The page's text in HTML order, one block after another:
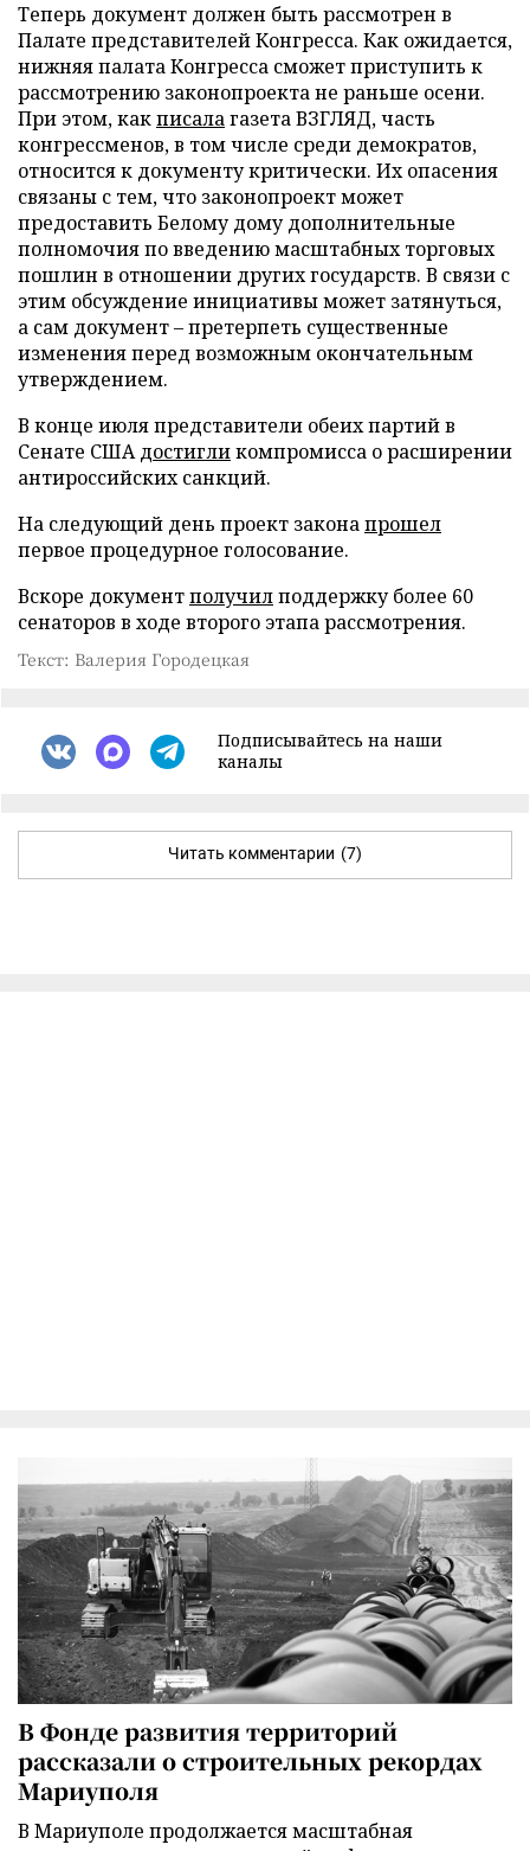
Теперь документ должен быть рассмотрен в
Палате представителей Конгресса. Как ожидается,
нижняя палата Конгресса сможет приступить к
рассмотрению законопроекта не раньше осени.
При этом, какписалагазета ВЗГЛЯД, часть
конгрессменов, в том числе среди демократов,
относится к документу критически. Их опасения
связаны с тем, что законопроект может
предоставить Белому дому дополнительные
полномочия по введению масштабных торговых
пошлин в отношении других государств. В связи с
этим обсуждение инициативы может затянуться,
а сам документ – претерпеть существенные
изменения перед возможным окончательным
утверждением.
В конце июля представители обеих партий в
Сенате СШАдостигликомпромисса о расширении
антироссийских санкций.
На следующий день проект законапрошел
первое процедурное голосование.
Вскоре документполучилподдержку более 60
сенаторов в ходе второго этапа рассмотрения.
Текст: Валерия Городецкая
Подписывайтесь на наши
каналы
Читать комментарии (7)
В Фонде развития территорий
рассказали о строительных рекордах
Мариуполя
В Мариуполе продолжается масштабная